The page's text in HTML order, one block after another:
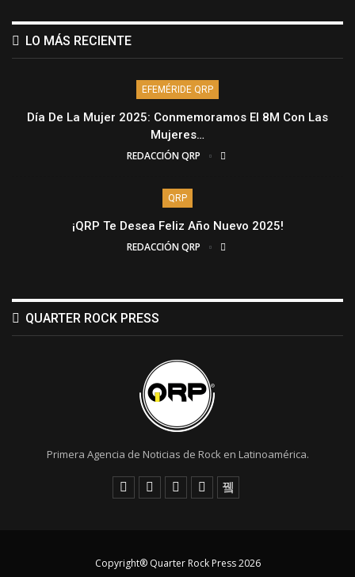
LO MÁS RECIENTE
EFEMÉRIDE QRP
Día De La Mujer 2025: Conmemoramos El 8M Con Las
Mujeres…
REDACCIÓN QRP
QRP
¡QRP Te Desea Feliz Año Nuevo 2025!
REDACCIÓN QRP
QUARTER ROCK PRESS
Primera Agencia de Noticias de Rock en Latinoamérica.
Copyright® Quarter Rock Press 2026